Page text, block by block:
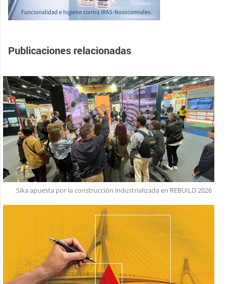
Publicaciones relacionadas
Sika apuesta por la construcción industrializada en REBUILD 2026